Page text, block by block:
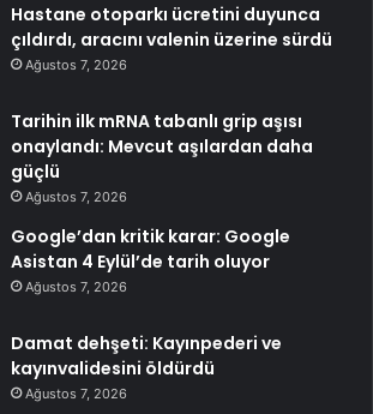
Hastane otoparkı ücretini duyunca
çıldırdı, aracını valenin üzerine sürdü
Ağustos 7, 2026
Tarihin ilk mRNA tabanlı grip aşısı
onaylandı: Mevcut aşılardan daha
güçlü
Ağustos 7, 2026
Google’dan kritik karar: Google
Asistan 4 Eylül’de tarih oluyor
Ağustos 7, 2026
Damat dehşeti: Kayınpederi ve
kayınvalidesini öldürdü
Ağustos 7, 2026